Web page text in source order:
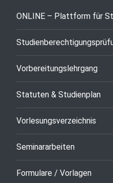
ONLINE – Plattform für
Vorbereitungslehrgang
Statuten & Studienplan
Vorlesungsverzeichnis
Seminararbeiten
Formulare / Vorlagen